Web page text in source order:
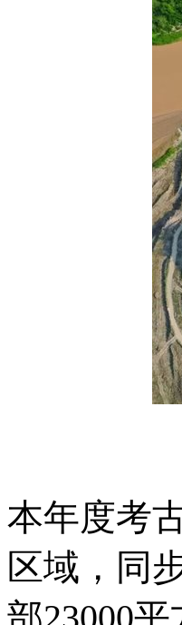
本年度考
区域，同